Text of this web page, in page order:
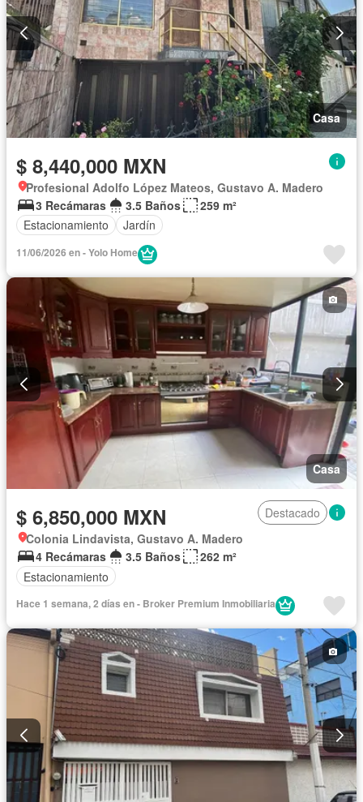
Casa
$ 8,440,000 MXN
Profesional Adolfo López Mateos, Gustavo A. Madero
3 Recámaras
3.5 Baños
259 m²
Estacionamiento
Jardín
11/06/2026 en - Yolo Home
Casa
$ 6,850,000 MXN
Destacado
Colonia Lindavista, Gustavo A. Madero
4 Recámaras
3.5 Baños
262 m²
Estacionamiento
Hace 1 semana, 2 días en - Broker Premium Inmobiliaria